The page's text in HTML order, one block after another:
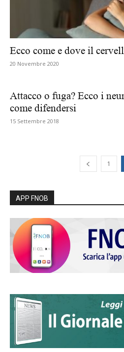
Ecco come e dove il
20 Novembre 2020
Attacco o fuga? Ecco i
come difendersi
15 Settembre 2018
1
APP FNOB